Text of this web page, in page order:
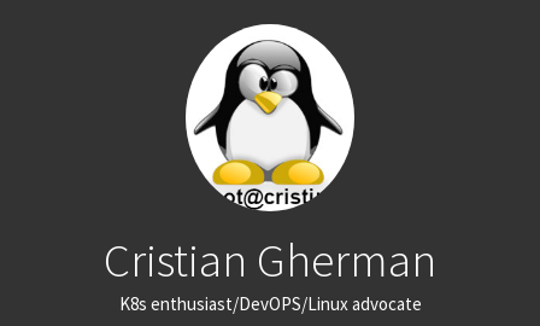
Cristian Gherman
K8s enthusiast/DevOPS/Linux advocate